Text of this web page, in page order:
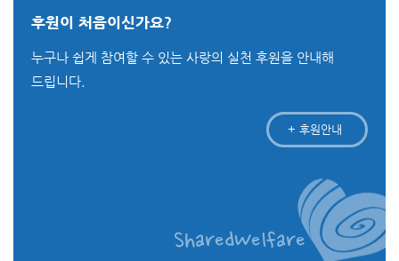
후원이 처음이신가요?
누구나 쉽게 참여할 수 있는 사랑의 실천 후원을 안내해
드립니다.
+ 후원안내